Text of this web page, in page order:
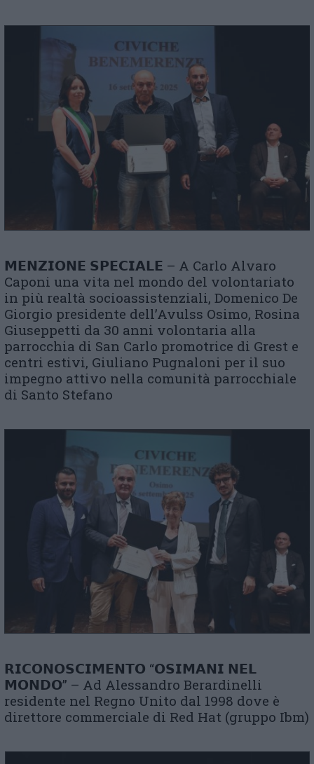
𝗠𝗘𝗡𝗭𝗜𝗢𝗡𝗘 𝗦𝗣𝗘𝗖𝗜𝗔𝗟𝗘 – A Carlo Alvaro
Caponi una vita nel mondo del volontariato
in più realtà socioassistenziali, Domenico De
Giorgio presidente dell’Avulss Osimo, Rosina
Giuseppetti da 30 anni volontaria alla
parrocchia di San Carlo promotrice di Grest e
centri estivi, Giuliano Pugnaloni per il suo
impegno attivo nella comunità parrocchiale
di Santo Stefano
𝗥𝗜𝗖𝗢𝗡𝗢𝗦𝗖𝗜𝗠𝗘𝗡𝗧𝗢 “𝗢𝗦𝗜𝗠𝗔𝗡𝗜 𝗡𝗘𝗟
𝗠𝗢𝗡𝗗𝗢” – Ad Alessandro Berardinelli
residente nel Regno Unito dal 1998 dove è
direttore commerciale di Red Hat (gruppo Ibm)